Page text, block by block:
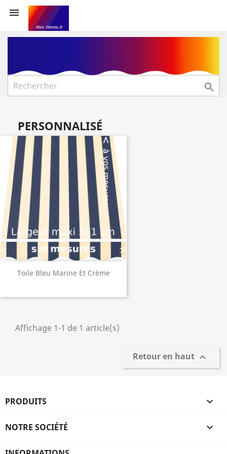


PERSONNALISÉ
Toile Bleu Marine Et Crème
Affichage 1-1 de 1 article(s)
Retour en haut 
PRODUITS 
NOTRE SOCIÉTÉ 